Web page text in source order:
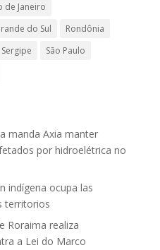
de Janeiro
do Sul
Rondônia
Sergipe
São Paulo
manda Axia manter
por hidroelétrica no
indígena ocupa las
territorios
Roraima realiza
a Lei do Marco